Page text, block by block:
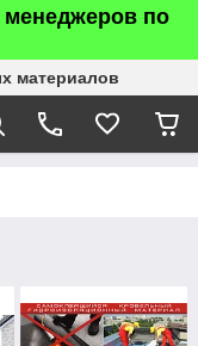
менеджеров по
материалов